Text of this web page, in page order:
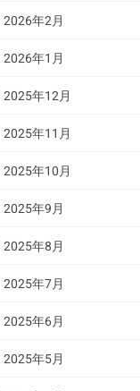
2026年2月
2026年1月
2025年12月
2025年11月
2025年10月
2025年9月
2025年8月
2025年7月
2025年6月
2025年5月